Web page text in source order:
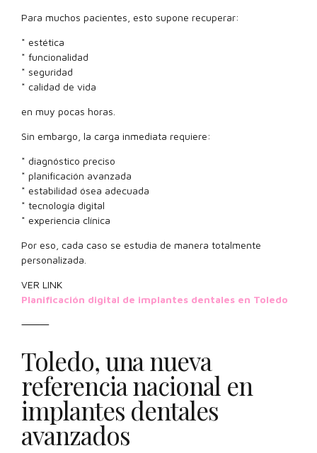
Para muchos pacientes, esto supone recuperar:
* estética
* funcionalidad
* seguridad
* calidad de vida
en muy pocas horas.
Sin embargo, la carga inmediata requiere:
* diagnóstico preciso
* planificación avanzada
* estabilidad ósea adecuada
* tecnología digital
* experiencia clínica
Por eso, cada caso se estudia de manera totalmente
personalizada.
VER LINK
Planificación digital de implantes dentales en Toledo
⸻
Toledo, una nueva
referencia nacional en
implantes dentales
avanzados